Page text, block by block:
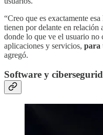
“Creo que es exactamente
tienen por delante en relación
donde lo que ve el usuario
aplicaciones y servicios, para
agregó.
Software y